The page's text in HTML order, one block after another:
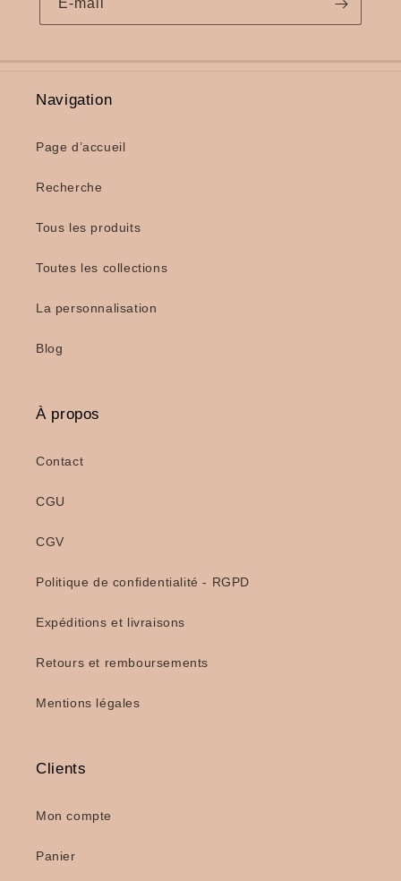
Navigation
Page d’accueil
Recherche
Tous les produits
Toutes les collections
La personnalisation
Blog
À propos
Contact
CGU
CGV
Politique de confidentialité - RGPD
Expéditions et livraisons
Retours et remboursements
Mentions légales
Clients
Mon compte
Panier